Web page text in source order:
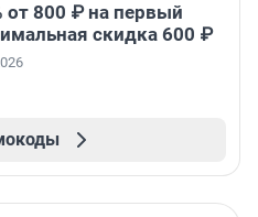
от 800 ₽ на первый
скидка 600 ₽